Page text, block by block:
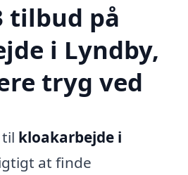
tilbud på
i Lyndby,
tryg ved
kloakarbejde i
at finde